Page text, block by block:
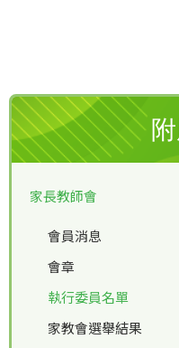
家長教師會
會員消息
會章
執行委員名單
家教會選舉結果